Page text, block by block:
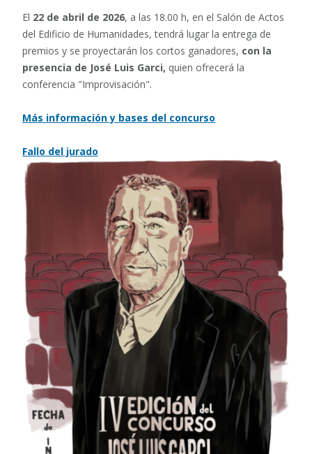
El 22 de abril de 2026, a las 18.00 h, en el Salón de Actos
del Edificio de Humanidades, tendrá lugar la entrega de
premios y se proyectarán los cortos ganadores, con la
presencia de José Luis Garci, quien ofrecerá la
conferencia "Improvisación".
Más información y bases del concurso
Fallo del jurado